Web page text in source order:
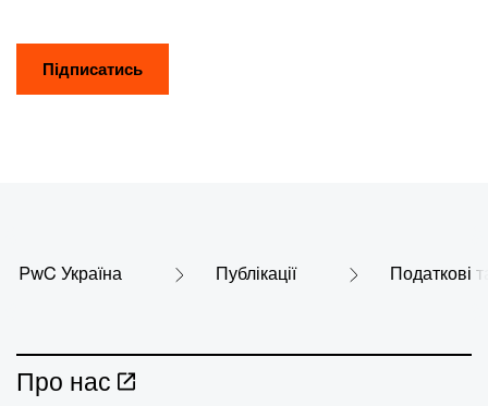
Підписатись
PwC Україна Публікації Податкові
Про нас